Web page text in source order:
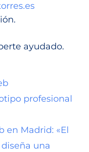
ayudado.
profesional
en Madrid: «El
una